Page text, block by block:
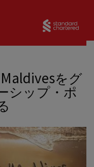
をグ
シップ・ポ